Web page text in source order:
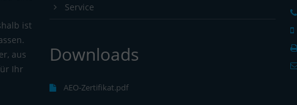
ist
aus
Ihr
Service
Downloads
AEO-Zertifikat.pdf